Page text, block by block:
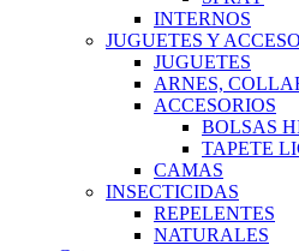
INTERNOS
JUGUETES Y
JUGUETES
ARNES,
ACCESORIOS
BOLSAS
TAPETE
CAMAS
INSECTICIDAS
REPELENTES
NATURALES